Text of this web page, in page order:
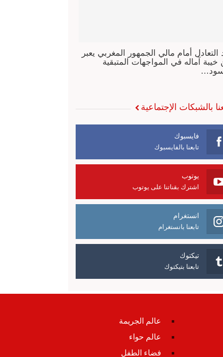
التعادل أمام مالي الجمهور المغربي يعبر
آماله في المواجهات المتبقية
بالشبكات الإجتماعية
فايسبوك
تابعنا بالفايسبوك
يوتوب
اشترك بقناتنا على يوتوب
انستغرام
تابعنا بانستغرام
تيكتوك
تابعنا بتيكتوك
عالم الجريمة
عالم حواء
فضاء الطفل